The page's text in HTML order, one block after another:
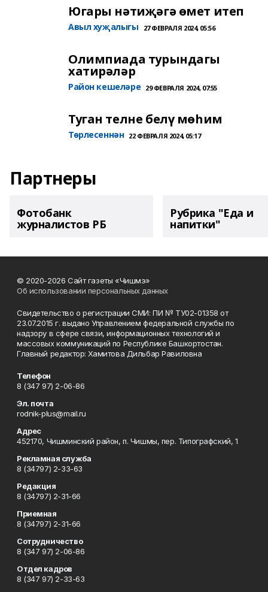
Югары нәтиҗәгә өмет итеп
Авыл хуҗалыгы 27 ФЕВРАЛЯ 2024, 05:56
Олимпиада турындагы
хатирәләр
Район кешеләре 29 ФЕВРАЛЯ 2024, 07:55
Туган телне белү мөһим
Төрлесеннән 22 ФЕВРАЛЯ 2024, 05:17
Партнеры
Фотобанк
журналистов РБ
Рубрика "Еда и
напитки"
© 2020-2026 Сайт газеты «Чишмэ»
Об использовании персональных данных
Свидетельство о регистрации СМИ: ПИ № ТУ02-01358 от
23.07.2015 г. выдано Управлением федеральной службы по
надзору в сфере связи, информационных технологий и
массовых коммуникаций по Республике Башкортостан.
Главный редактор: Хамитова Дильбар Равиловна
Телефон
8 (347 97) 2-06-86
Эл. почта
rodnik-plus@mail.ru
Адрес
452170, Чишминский район, п. Чишмы, пер. Типографский, 1
Рекламная служба
8 (34797) 2-33-63
Редакция
8 (34797) 2-31-66
Приемная
8 (34797) 2-31-66
Сотрудничество
8 (347 97) 2-06-86
Отдел кадров
8 (347 97) 2-33-63